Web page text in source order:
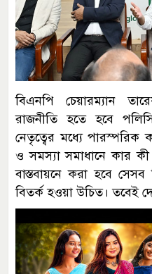
বিএনপি চেয়ারম্যান
রাজনীতি হতে হবে
নেতৃত্বের মধ্যে পারস্পরিক
ও সমস্যা সমাধানে কার
বাস্তবায়নে করা হবে
বিতর্ক হওয়া উচিত। তবেই